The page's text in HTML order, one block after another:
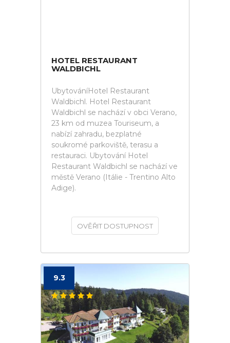
HOTEL RESTAURANT
WALDBICHL
UbytováníHotel Restaurant
Waldbichl. Hotel Restaurant
Waldbichl se nachází v obci Verano,
23 km od muzea Touriseum, a
nabízí zahradu, bezplatné
soukromé parkoviště, terasu a
restauraci. Ubytování Hotel
Restaurant Waldbichl se nachází ve
městě Verano (Itálie - Trentino Alto
Adige).
OVĚŘIT DOSTUPNOST
9.3